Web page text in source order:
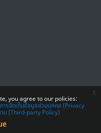
you agree to our policies:
ารจัดเก็บข้อมูลส่วนบุคคล (Privacy
ม (Third-party Policy)
x